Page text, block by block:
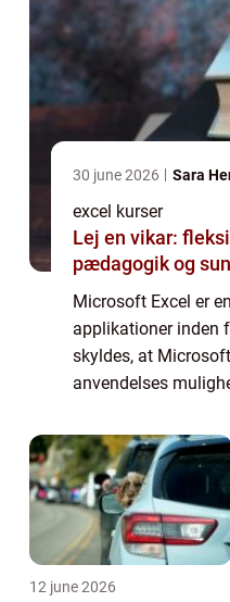
30 june 2026 Sara
excel kurser
Lej en vikar:
pædagogik og
Microsoft Excel er
applikationer inden
skyldes, at
anvendelses
økonomi,
12 june 2026